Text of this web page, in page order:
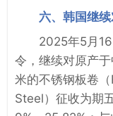
六、韩国继
2025年5月
令，继续对原产
米的不锈钢板卷
Steel）征收为期